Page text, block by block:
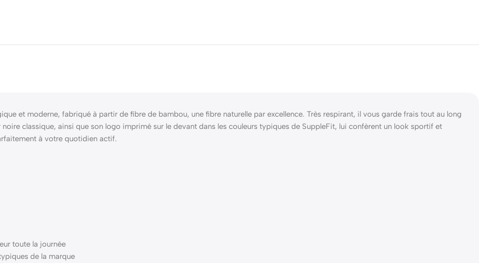
et moderne, fabriqué à partir de fibre de bambou, une fibre naturelle par excellence. Très respirant, il vous garde frais tout au long
classique, ainsi que son logo imprimé sur le devant dans les couleurs typiques de SuppleFit, lui confèrent un look sportif et
à votre quotidien actif.
toute la journée
de la marque